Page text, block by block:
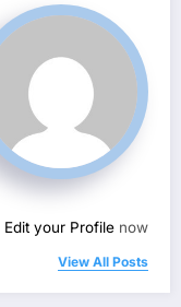
Edit your Profile now.
View All Posts